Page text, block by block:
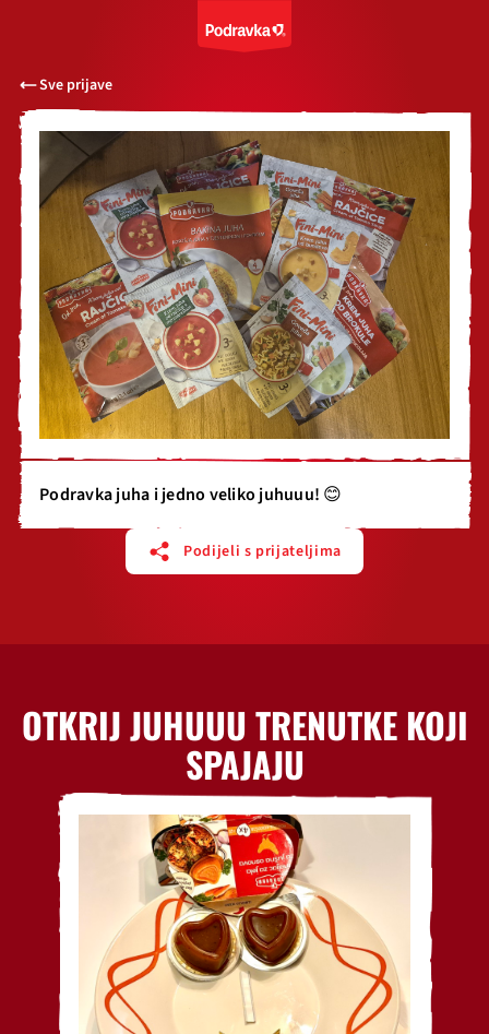
Sve prijave
Podravka juha i jedno veliko juhuuu! 😊
Podijeli s prijateljima
OTKRIJ JUHUUU TRENUTKE KOJI
SPAJAJU